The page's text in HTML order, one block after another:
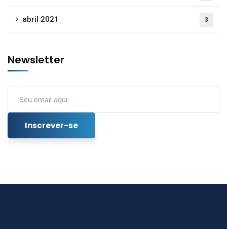
abril 2021 3
Newsletter